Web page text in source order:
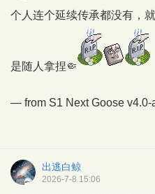
个人连个延续传承都没有，
是随人拿捏🤏
— from S1 Next Goose v4.0-
出逃白鲸
2026-7-8 15:06